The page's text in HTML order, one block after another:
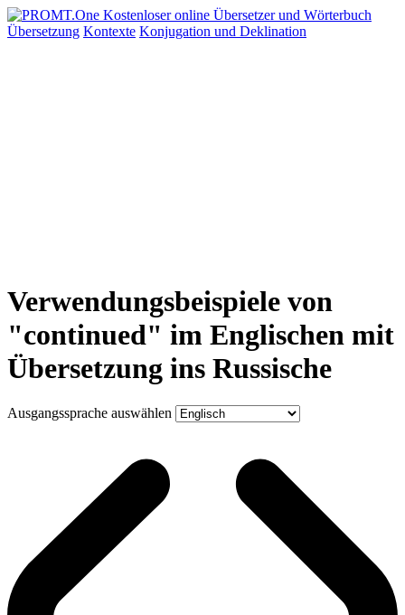
Übersetzung Kontexte Konjugation und Deklination
Verwendungsbeispiele von
"continued" im Englischen mit
Übersetzung ins Russische
Ausgangssprache auswählen